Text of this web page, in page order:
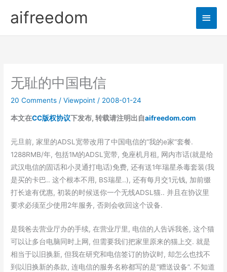
aifreedom
Main
无耻的中国电信
20 Comments /Viewpoint / 2008-01-24
本文在CC版权协议下发布, 转载请注明出自aifreedom.com
元旦前, 家里的ADSL宽带改用了中国电信的”我的e家”套餐.
1288RMB/年, 包括1M的ADSL宽带, 免座机月租, 网内市话(就是给
武汉电信的固话和小灵通打电话)免费, 还有送1年瑞星杀毒套装(我
是买的卡巴.. 这个根本不用, BS瑞星..), 还有每月交1元钱, 加前缀
打长途有优惠, 初装的时候送你一个无线ADSL猫.. 并且在协议里
要求必须至少使用2年服务, 否则会收回这个设备.
是我爸去营业厅办的手续, 在营业厅里, 电信的人告诉我爸, 这个猫
可以让多台电脑同时上网, 但需要我们把家里原来的猫上交. 就是
相当于以旧换新, 但我在研究和电信签订的协议时, 却怎么也找不
到以旧换新的条款, 连电信的服务名称都写的是”赠送设备”. 不知道